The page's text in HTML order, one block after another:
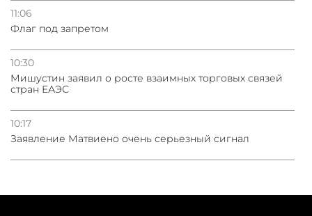
11:06
Флаг под запретом
10:30
Мишустин заявил о росте взаимных торговых связей
стран ЕАЭС
10:17
Заявление Матвиено очень серьезный сигнал